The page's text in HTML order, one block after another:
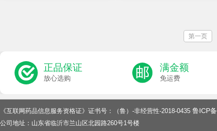
第一页
正品保证
放心选购
满金额
免运费
《互联网药品信息服务资格证》证书号：（鲁）-非经营性-2018-0435 鲁ICP
公司地址：山东省临沂市兰山区北园路260号1号楼